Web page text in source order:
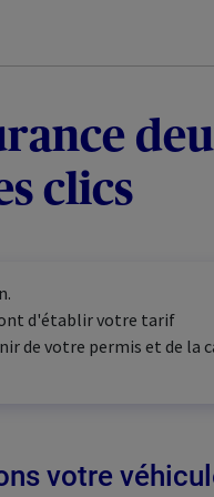
clics
d'établir votre tarif
de votre permis et de la
votre